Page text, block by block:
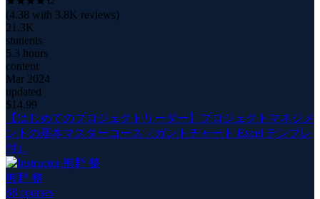
(4.38 with 3.8K reviews)
21.3K
students
5.3 hours
content
Mar 2024
updated
$14.99
【はじめてのプロジェクトリーダー】プロジェクトマネジメ
ントの基本マスターコース（ガントチャート Excel テンプレ
付）
熊野 整
88 courses